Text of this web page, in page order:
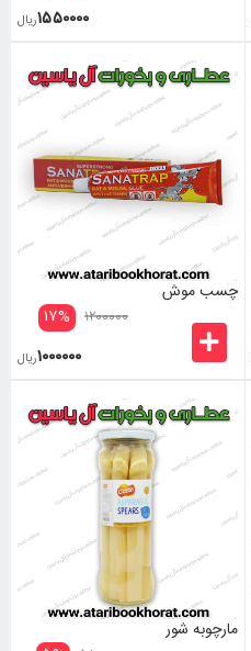
۱۵۵۰۰۰۰ریال
چسب موش
۱۲۰۰۰۰۰ ۱۷%
۱۰۰۰۰۰۰ریال
مارچوبه شور